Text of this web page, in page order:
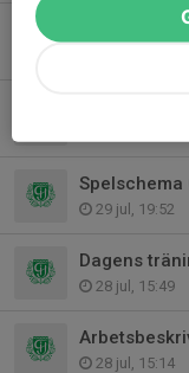
Match p12
Spelschema
29 jul, 19:52
Dagens
28 jul, 15:49
28 jul, 15:14